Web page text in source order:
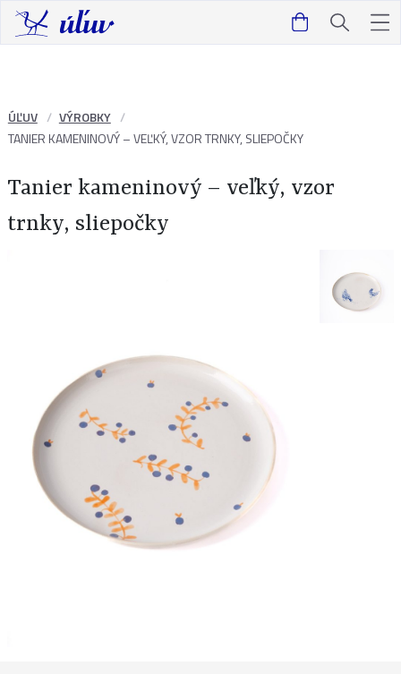
ÚĽUV
VÝROBKY
TANIER KAMENINOVÝ – VEĽKÝ, VZOR TRNKY, SLIEPOČKY
Tanier kameninový – veľký, vzor
trnky, sliepočky